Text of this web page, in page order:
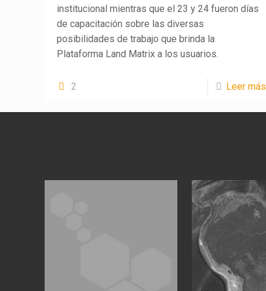
institucional mientras que el 23 y 24 fueron días
de capacitación sobre las diversas
posibilidades de trabajo que brinda la
Plataforma Land Matrix a los usuarios.
2 Leer más